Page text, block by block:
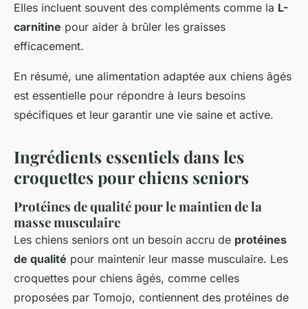
Elles incluent souvent des compléments comme la L-
carnitine pour aider à brûler les graisses
efficacement.
En résumé, une alimentation adaptée aux chiens âgés
est essentielle pour répondre à leurs besoins
spécifiques et leur garantir une vie saine et active.
Ingrédients essentiels dans les
croquettes pour chiens seniors
Protéines de qualité pour le maintien de la
masse musculaire
Les chiens seniors ont un besoin accru de protéines
de qualité pour maintenir leur masse musculaire. Les
croquettes pour chiens âgés, comme celles
proposées par Tomojo, contiennent des protéines de